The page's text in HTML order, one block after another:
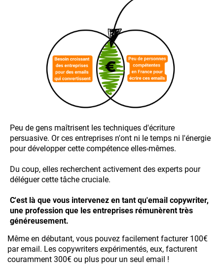
Peu de gens maîtrisent les techniques d'écriture
persuasive. Or ces entreprises n'ont ni le temps ni l'énergie
pour développer cette compétence elles-mêmes.
Du coup, elles recherchent activement des experts pour
déléguer cette tâche cruciale.
C'est là que vous intervenez en tant qu'email copywriter,
une profession que les entreprises rémunèrent très
généreusement.
Même en débutant, vous pouvez facilement facturer 100€
par email. Les copywriters expérimentés, eux, facturent
couramment 300€ ou plus pour un seul email !